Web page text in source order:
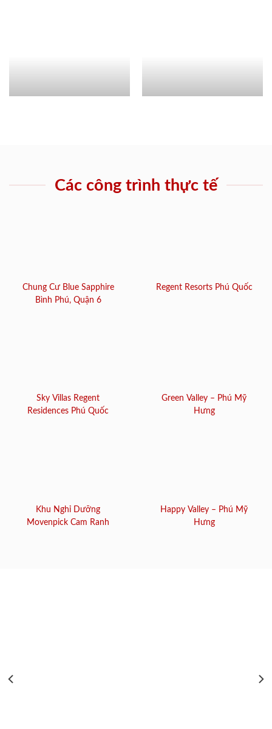
Các công trình thực tế
Chung Cư Blue Sapphire
Bình Phú, Quận 6
Regent Resorts Phú Quốc
Sky Villas Regent
Residences Phú Quốc
Green Valley – Phú Mỹ
Hưng
Khu Nghỉ Dưỡng
Movenpick Cam Ranh
Happy Valley – Phú Mỹ
Hưng